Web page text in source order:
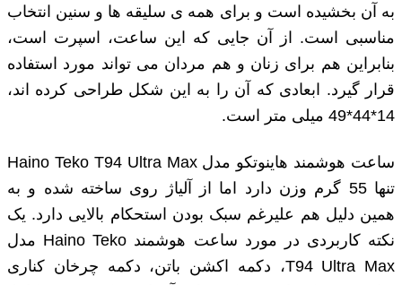
به آن بخشیده است و برای همه ‌ی سلیقه‌ ها و سنین انتخاب
مناسبی است. از آن جایی که این ساعت، اسپرت است،
بنابراین هم برای زنان و هم مردان می تواند مورد استفاده
قرار گیرد. ابعادی که آن را به این شکل طراحی کرده اند،
14*44*49 میلی متر است.
ساعت هوشمند هاینوتکو مدل Haino Teko T94 Ultra Max
تنها 55 گرم وزن دارد اما از آلیاژ روی ساخته شده و به
همین دلیل هم علیرغم سبک بودن استحکام بالایی دارد. یک
نکته کاربردی در مورد ساعت هوشمند Haino Teko مدل
T94 Ultra Max، دکمه اکشن باتن، دکمه چرخان کناری